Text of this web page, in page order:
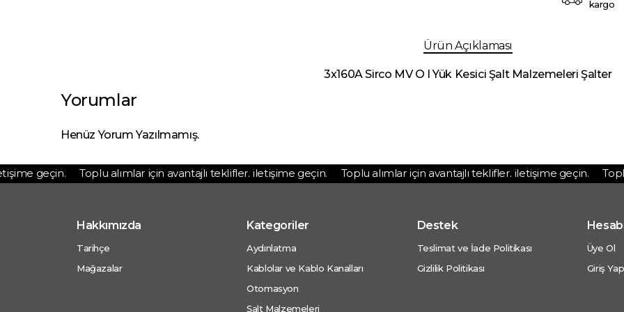
kargo
Ürün Açıklaması
3x160A Sirco MV O I Yük Kesici Şalt Malzemeleri Şalter
Yorumlar
Henüz Yorum Yazılmamış.
geçin. Toplu alımlar için avantajlı teklifler. iletişime geçin. Toplu alımlar için avantajlı teklifler. iletişime geçin.
Hakkımızda
Tarihçe
Mağazalar
Kategoriler
Aydınlatma
Kablolar ve Kablo Kanalları
Otomasyon
Şalt Malzemeleri
Destek
Teslimat ve İade Politikası
Gizlilik Politikası
Üye Ol
Giriş Yap